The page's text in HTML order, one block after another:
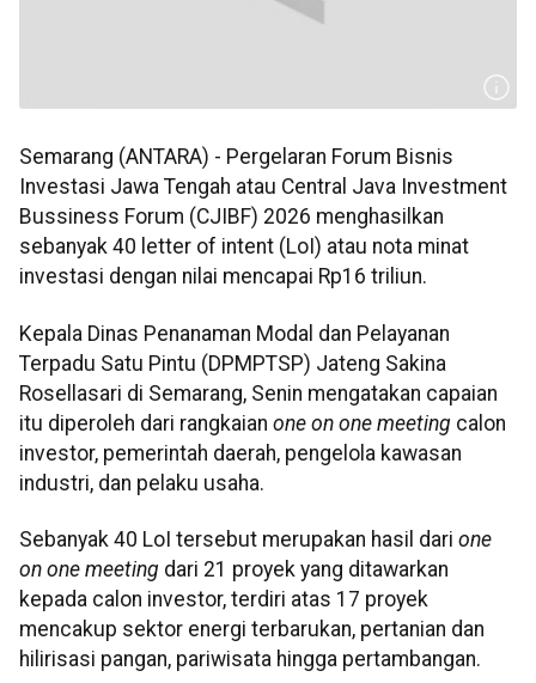
Semarang (ANTARA) - Pergelaran Forum Bisnis
Investasi Jawa Tengah atau Central Java Investment
Bussiness Forum (CJIBF) 2026 menghasilkan
sebanyak 40 letter of intent (LoI) atau nota minat
investasi dengan nilai mencapai Rp16 triliun.
Kepala Dinas Penanaman Modal dan Pelayanan
Terpadu Satu Pintu (DPMPTSP) Jateng Sakina
Rosellasari di Semarang, Senin mengatakan capaian
itu diperoleh dari rangkaian one on one meeting calon
investor, pemerintah daerah, pengelola kawasan
industri, dan pelaku usaha.
Sebanyak 40 LoI tersebut merupakan hasil dari one
on one meeting dari 21 proyek yang ditawarkan
kepada calon investor, terdiri atas 17 proyek
mencakup sektor energi terbarukan, pertanian dan
hilirisasi pangan, pariwisata hingga pertambangan.